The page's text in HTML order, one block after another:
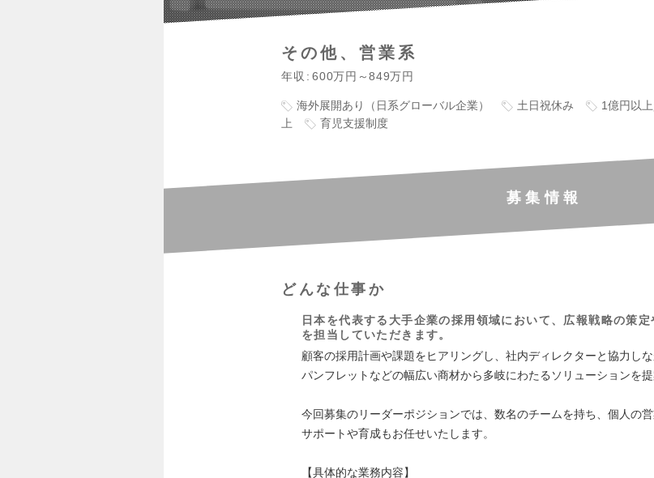
その他、営業系
年収 600万円～849万円
海外展開あり（日系グローバル企業） 土日祝休み 1億円以
上
育児支援制度
募集情報
どんな仕事か
日本を代表する大手企業の採用領域において、広報戦略の策
を担当していただきます。
顧客の採用計画や課題をヒアリングし、社内ディレクターと協力しな
パンフレットなどの幅広い商材から多岐にわたるソリューションを提
今回募集のリーダーポジションでは、数名のチームを持ち、個人の
サポートや育成もお任せいたします。
【具体的な業務内容】